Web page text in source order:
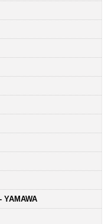
YAMAWA